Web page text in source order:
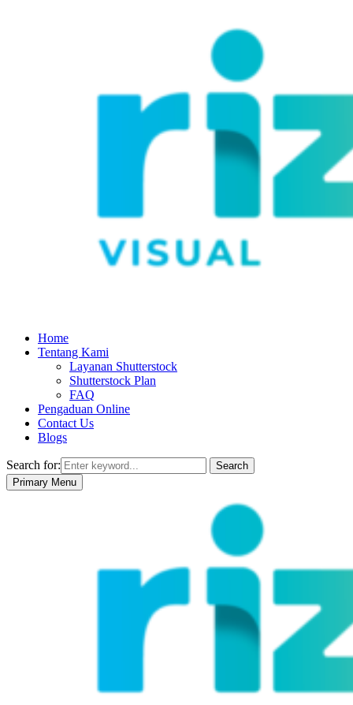
Home
Tentang Kami
Layanan Shutterstock
Shutterstock Plan
FAQ
Pengaduan Online
Contact Us
Blogs
Search for:
Search
Primary Menu